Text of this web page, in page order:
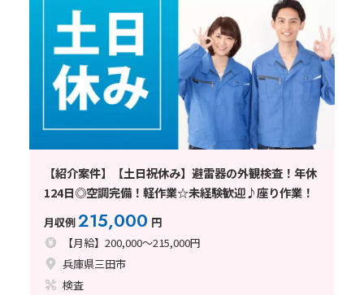
【紹介案件】【土日祝休み】避雷器の外観検査！年休
124日◎空調完備！軽作業☆未経験歓迎♪座り作業！
月収例215,000 円
【月給】200,000～215,000円
兵庫県三田市
検査